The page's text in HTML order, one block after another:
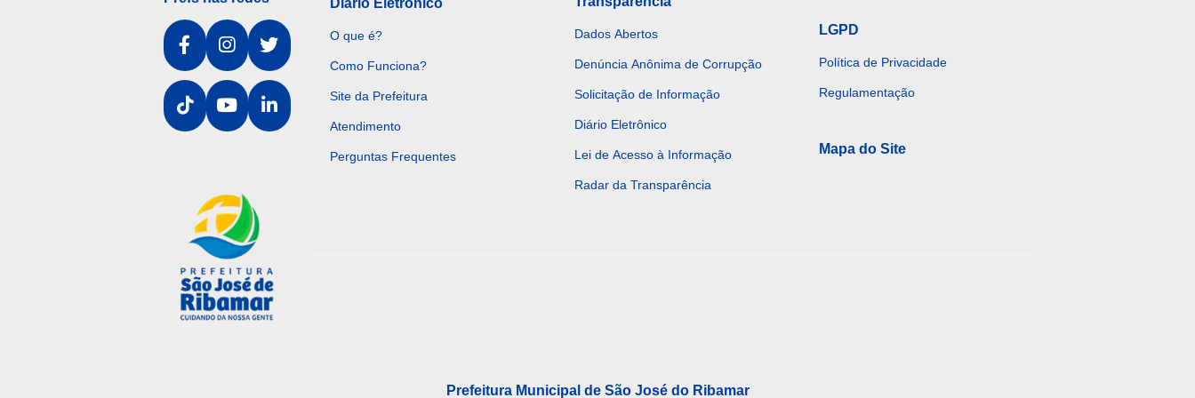
O que é?
Como Funciona?
Site da Prefeitura
Atendimento
Perguntas Frequentes
Dados Abertos
Denúncia Anônima de Corrupção
Solicitação de Informação
Diário Eletrônico
Lei de Acesso à Informação
Radar da Transparência
LGPD
Política de Privacidade
Regulamentação
Mapa do Site
Prefeitura Municipal de São José do Ribamar